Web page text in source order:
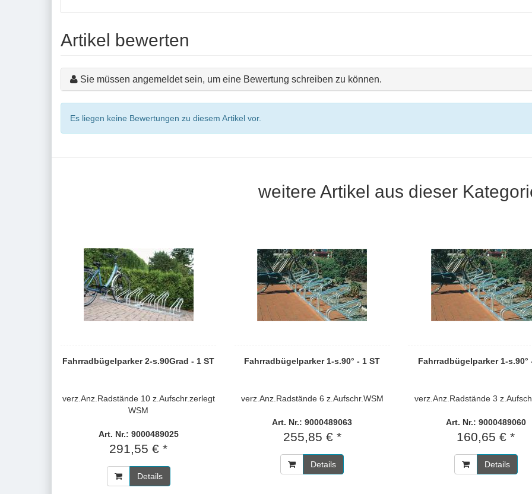
Artikel bewerten
Sie müssen angemeldet sein, um eine Bewertung schreiben zu können.
Es liegen keine Bewertungen zu diesem Artikel vor.
weitere Artikel aus dieser
Fahrradbügelparker 2-s.90Grad - 1 ST
verz.Anz.Radstände 10 z.Aufschr.zerlegt
WSM
Art. Nr.: 9000489025
291,55 € *
Details
Fahrradbügelparker 1-s.90° - 1 ST
verz.Anz.Radstände 6 z.Aufschr.WSM
Art. Nr.: 9000489063
255,85 € *
Details
Fahrradbügelparker 1-s.90°
verz.Anz.Radstände 3
Art. Nr.: 9000489060
160,65 € *
Details